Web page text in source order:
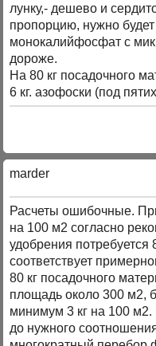
лунку,- дешево и
пропорцию, нужно
монокалийфосфат с
дороже.
На 80 кг посадочного
6 кг. азофоски (под
marder
Расчеты ошибочные.
на 100 м2 согласно
удобрения потребуется
соответствует
80 кг посадочного
площадь около 300 м2,
минимум 3 кг на 100
до нужного